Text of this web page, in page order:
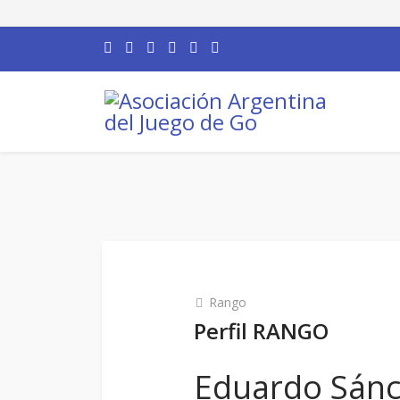
Rango
Perfil RANGO
Eduardo